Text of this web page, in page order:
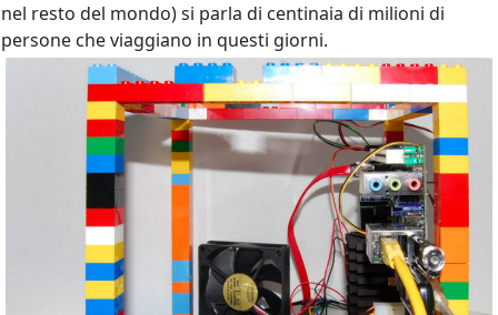
nel resto del mondo) si parla di centinaia di milioni di
persone che viaggiano in questi giorni.